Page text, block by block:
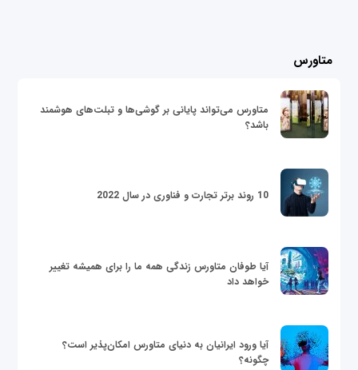
متاورس
متاورس می‌تواند پایانی بر گوشی‌ها و تبلت‌های هوشمند
باشد؟
10 روند برتر تجارت و فناوری در سال 2022
آیا طوفان متاورس زندگی همه ما را برای همیشه تغییر
خواهد داد
آیا ورود ایرانیان به دنیای متاورس امکان‌پذیر است؟
چگونه؟